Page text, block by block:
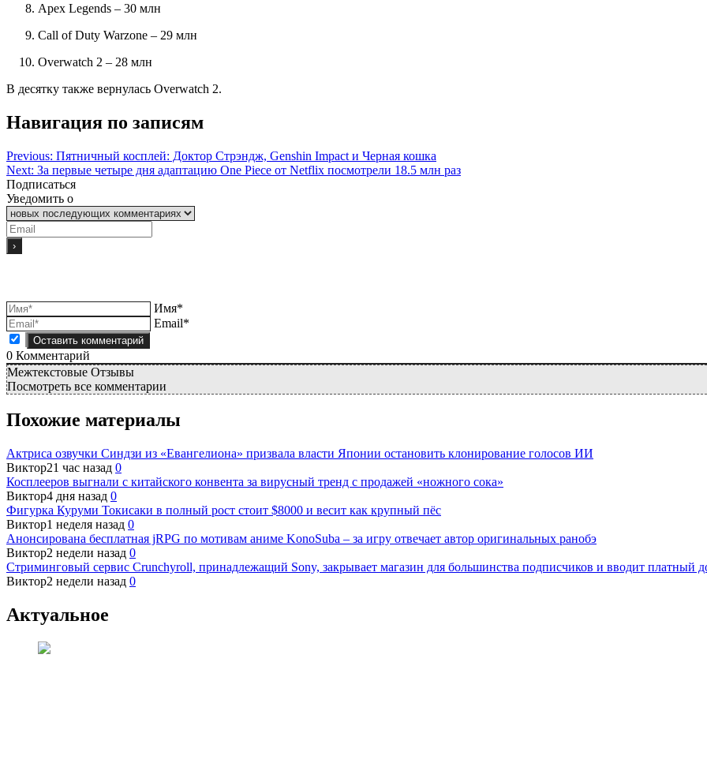
Apex Legends – 30 млн
Call of Duty Warzone – 29 млн
Overwatch 2 – 28 млн
В десятку также вернулась Overwatch 2.
Навигация по записям
Previous: Пятничный косплей: Доктор Стрэндж, Genshin Impact и Черная кошка
Next: За первые четыре дня адаптацию One Piece от Netflix посмотрели 18.5 млн раз
Подписаться
Уведомить о
Имя*
Email*
0 Комментарий
Межтекстовые Отзывы
Посмотреть все комментарии
Похожие материалы
Актриса озвучки Синдзи из «Евангелиона» призвала власти Японии остановить клонирование голосов ИИ
Виктор21 час назад 0
Косплееров выгнали с китайского конвента за вирусный тренд с продажей «ножного сока»
Виктор4 дня назад 0
Фигурка Куруми Токисаки в полный рост стоит $8000 и весит как крупный пёс
Виктор1 неделя назад 0
Анонсирована бесплатная jRPG по мотивам аниме KonoSuba – за игру отвечает автор оригинальных ранобэ
Виктор2 недели назад 0
Стриминговый сервис Crunchyroll, принадлежащий Sony, закрывает магазин для большинства подписчиков и вводит платный
Виктор2 недели назад 0
Актуальное